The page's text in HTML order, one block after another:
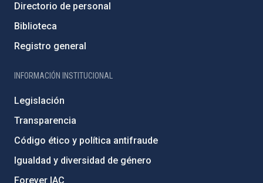
Directorio de personal
Biblioteca
Registro general
INFORMACIÓN INSTITUCIONAL
Legislación
Transparencia
Código ético y política antifraude
Igualdad y diversidad de género
Forever IAC